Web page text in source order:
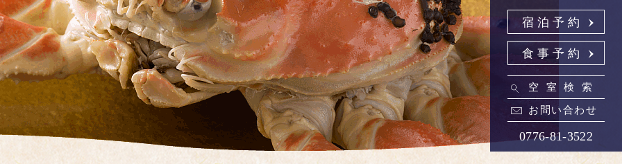
宿泊予約
食事予約
空室検索
お問い合わせ
0776-81-3522